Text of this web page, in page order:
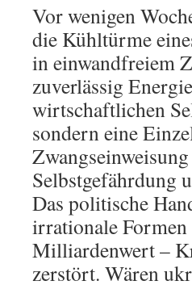
Vor wenigen
die Kühltürme
in einwandfreiem
zuverlässig
wirtschaftlichen
sondern eine
Selbstgefährdung
Das politische
irrationale
Milliardenwert –
zerstört. Wären